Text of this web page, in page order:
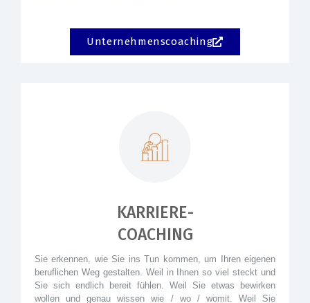
Unternehmenscoaching
KARRIERE-
COACHING
Sie erkennen, wie Sie ins Tun kommen, um Ihren eigenen
beruflichen Weg gestalten. Weil in Ihnen so viel steckt und
Sie sich endlich bereit fühlen. Weil Sie etwas bewirken
wollen und genau wissen wie / wo / womit. Weil Sie